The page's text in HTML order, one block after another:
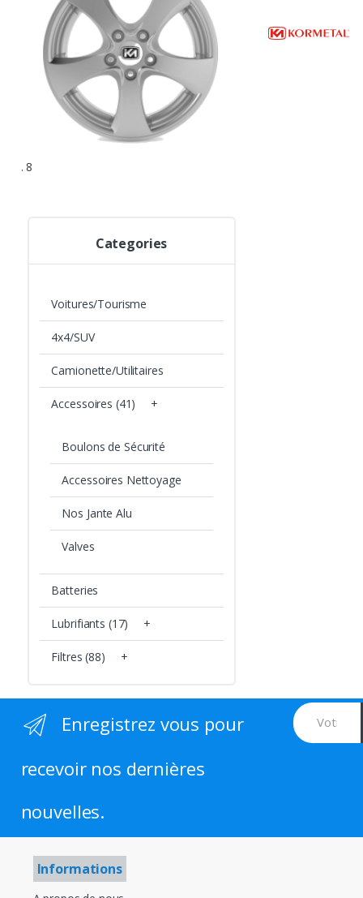
. 8
Categories
Voitures/Tourisme
4x4/SUV
Camionette/Utilitaires
Accessoires (41) +
Boulons de Sécurité
Accessoires Nettoyage
Nos Jante Alu
Valves
Batteries
Lubrifiants (17) +
Filtres (88) +
Enregistrez vous pour
recevoir nos dernières
nouvelles.
Informations